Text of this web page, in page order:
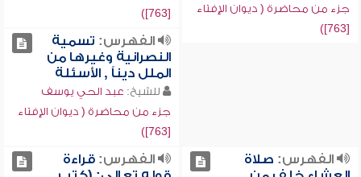
جزء من محاضرة ( ديوان الإفتاء
[763])
[763])
الفهرس: تسمية
النصرانية وغيرها من
الملل ديناً , الأسئلة
للشيخ: عبد الحي يوسف
جزء من محاضرة ( ديوان الإفتاء
[763])
الفهرس: صلاة
الفهرس:قراءة